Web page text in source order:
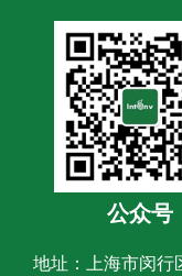
公众号
地址：上海市闵行